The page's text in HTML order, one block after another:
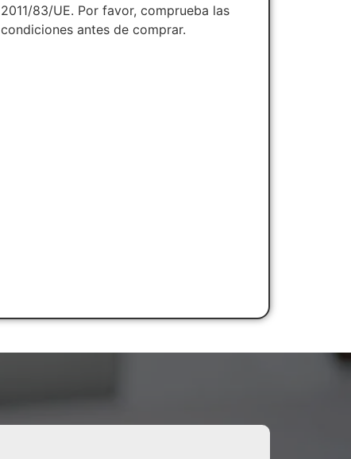
2011/83/UE. Por favor, comprueba las
condiciones antes de comprar.